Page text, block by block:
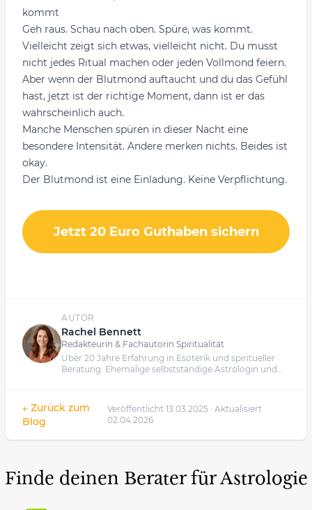
kommt
Geh raus. Schau nach oben. Spüre, was kommt.
Vielleicht zeigt sich etwas, vielleicht nicht. Du musst
nicht jedes Ritual machen oder jeden Vollmond feiern.
Aber wenn der Blutmond auftaucht und du das Gefühl
hast, jetzt ist der richtige Moment, dann ist er das
wahrscheinlich auch.
Manche Menschen spüren in dieser Nacht eine
besondere Intensität. Andere merken nichts. Beides ist
okay.
Der Blutmond ist eine Einladung. Keine Verpflichtung.
Jetzt 20 Euro Guthaben sichern
AUTOR
Rachel Bennett
Redakteurin & Fachautorin Spiritualität
Über 20 Jahre Erfahrung in Esoterik und spiritueller
Beratung. Ehemalige selbstständige Astrologin und
← Zurück zum
Blog
Veröffentlicht 13.03.2025 · Aktualisiert
02.04.2026
Finde deinen Berater für Astrologie